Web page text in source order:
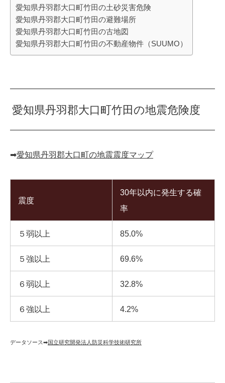
愛知県丹羽郡大口町竹田の土砂災害危険
愛知県丹羽郡大口町竹田の避難場所
愛知県丹羽郡大口町竹田の古地図
愛知県丹羽郡大口町竹田の不動産物件（SUUMO）
愛知県丹羽郡大口町竹田の地震危険度
➡︎愛知県丹羽郡大口町の地震震度マップ
震度
30年以内に発生する確
率
５弱以上 85.0%
５強以上 69.6%
６弱以上 32.8%
６強以上 4.2%
データソース➡︎国立研究開発法人防災科学技術研究所